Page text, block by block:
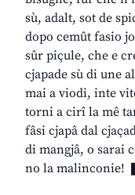
sù, adalt, sot de
dopo cemût fasio
sûr piçule, che e
cjapade sù di une
mai a viodi, inte
torni a cirî la mê
fâsi cjapâ dal
di mangjâ, o sarai
no la malinconie! ❚